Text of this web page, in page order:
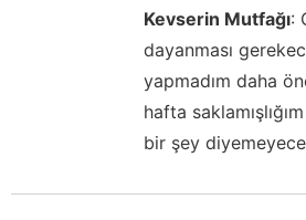
Kevserin Mutfağı:
dayanması
yapmadım daha
hafta
bir şey